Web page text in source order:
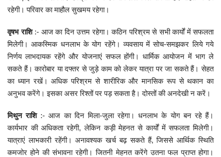
रहेगी। परिवार का माहौल सुखमय रहेगा।
वृषभ राशि:- आज का दिन उत्तम रहेगा। कठिन परिश्रम से सभी कार्यों में सफलता
मिलेगी। आकस्मिक धनलाभ के योग रहेंगे। व्यवसाय में सोच-समझकर लिये गये
निर्णय लाभदायक रहेंगे और योजनाएं सफल होंगी। धार्मिक आयोजन में भाग ले
सकते हैं। कारोबार या दफ्तर से जुड़े काम को लेकर यात्रा पर जा सकते हैं। सेहत
का ध्यान रखें। अधिक परिश्रम से शारीरिक और मानसिक रूप से थकान का
अनुभव करेंगे। इसका असर रिश्तों पर पड़ सकता है। दोस्तों की अनदेखी न करें।
मिथुन राशि:- आज का दिन मिला-जुला रहेगा। धनलाभ के योग बन रहे हैं।
कार्यभार की अधिकता रहेगी, लेकिन कड़ी मेहनत से कार्यों में सफलता मिलेगी।
यात्राएं लाभकारी रहेंगी। अनावश्यक खर्च बढ़ सकते हैं, जिससे आर्थिक स्थिति
कमजोर होने की संभावना रहेगी। जितनी मेहनत करेंगे उतना फल प्राप्त होगा।